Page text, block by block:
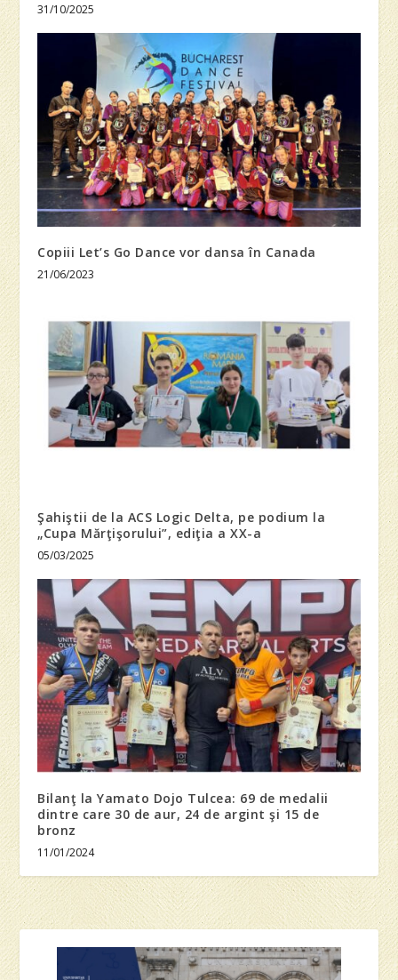
31/10/2025
Copiii Let’s Go Dance vor dansa în Canada
21/06/2023
Şahiştii de la ACS Logic Delta, pe podium la
„Cupa Mărţişorului”, ediţia a XX-a
05/03/2025
Bilanţ la Yamato Dojo Tulcea: 69 de medalii
dintre care 30 de aur, 24 de argint şi 15 de
bronz
11/01/2024